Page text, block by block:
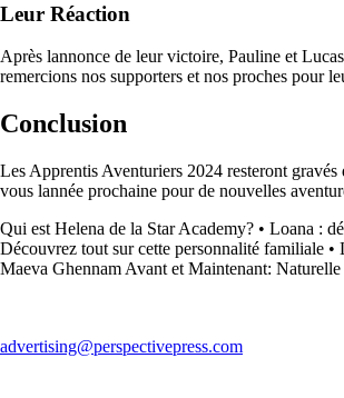
Leur Réaction
Après lannonce de leur victoire, Pauline et
remercions nos supporters et nos proches pour
Conclusion
Les Apprentis Aventuriers 2024 resteront
vous lannée prochaine pour de nouvelles
Qui est Helena de la Star Academy? • Loana :
Découvrez tout sur cette personnalité familiale •
Maeva Ghennam Avant et Maintenant:
advertising@perspectivepress.com